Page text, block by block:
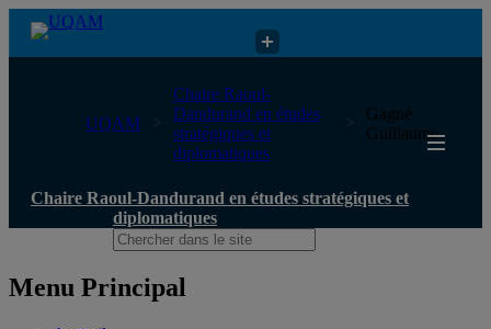
Chaire Raoul-Dandurand en études stratégiques et diplomatiques
UQAM
Chaire Raoul-
Dandurand en études
stratégiques et
diplomatiques
Gagné
Guillaume
Chaire Raoul-Dandurand en études stratégiques et
diplomatiques
Menu Principal